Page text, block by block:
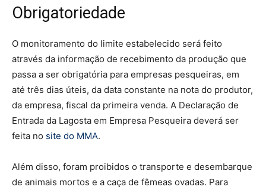
Obrigatoriedade
O monitoramento do limite estabelecido será feito
através da informação de recebimento da produção que
passa a ser obrigatória para empresas pesqueiras, em
até três dias úteis, da data constante na nota do produtor,
da empresa, fiscal da primeira venda. A Declaração de
Entrada da Lagosta em Empresa Pesqueira deverá ser
feita no site do MMA.
Além disso, foram proibidos o transporte e desembarque
de animais mortos e a caça de fêmeas ovadas. Para